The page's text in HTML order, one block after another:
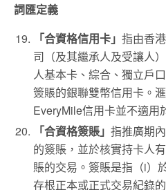
詞匯定義
「合資格信用卡」指由香
司（及其繼承人及受讓人
人基本卡、綜合、獨立戶
簽賬的銀聯雙幣信用卡。
EveryMile信用卡並不適用
「合資格簽賬」指推廣期
的簽賬，並於核實持卡人
賬的交易。簽賬是指（i）
存根正本或正式交易紀錄